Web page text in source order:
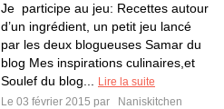
Je participe au jeu: Recettes autour
d’un ingrédient, un petit jeu lancé
par les deux blogueuses Samar du
blog Mes inspirations culinaires,et
Soulef du blog...
Lire la suite
Le 03 février 2015 par
Naniskitchen